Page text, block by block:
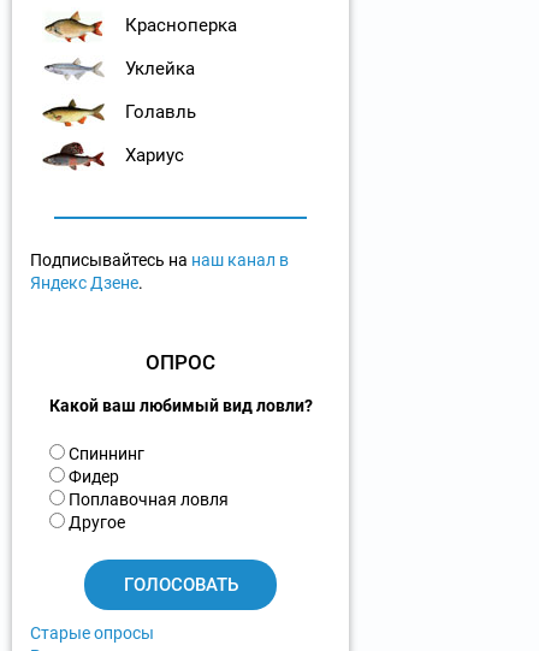
Красноперка
Уклейка
Голавль
Хариус
Подписывайтесь на наш канал в
Яндекс Дзене.
ОПРОС
Какой ваш любимый вид ловли?
В
а
р
и
Спиннинг
Фидер
Поплавочная ловля
Другое
Старые опросы